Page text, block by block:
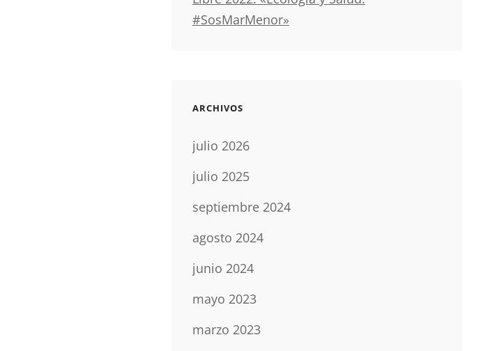
#SosMarMenor»
ARCHIVOS
julio 2026
julio 2025
septiembre 2024
agosto 2024
junio 2024
mayo 2023
marzo 2023